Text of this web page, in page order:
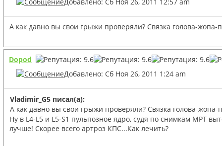
А как давно вы свои грыжи проверяли? Связка голова-
Dopod
Добавлено: Сб Ноя 26, 2011 1:24 am
Vladimir_G5 писал(а):
А как давно вы свои грыжи проверяли? Связка голова-
Ну в L4-L5 и L5-S1 пульпозное ядро, судя по снимкам МРТ
лучше! Скорее всего артроз КПС...Как лечить?